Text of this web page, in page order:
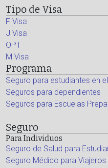
Tipo de Visa
F Visa
J Visa
OPT
M Visa
Programa
Seguro para estudiantes en
Seguros para dependientes
Seguros para Escuelas
Seguro
Para Individuos
Seguro de Salud para
Seguro Médico para Viajeros